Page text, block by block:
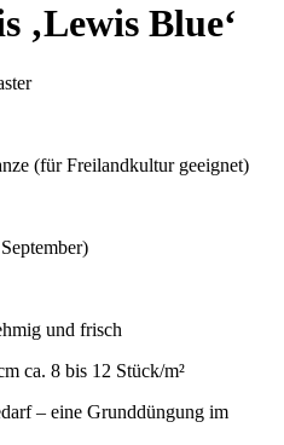
‚Lewis Blue‘
(für Freilandkultur geeignet)
und frisch
ca. 8 bis 12 Stück/m²
– eine Grunddüngung im